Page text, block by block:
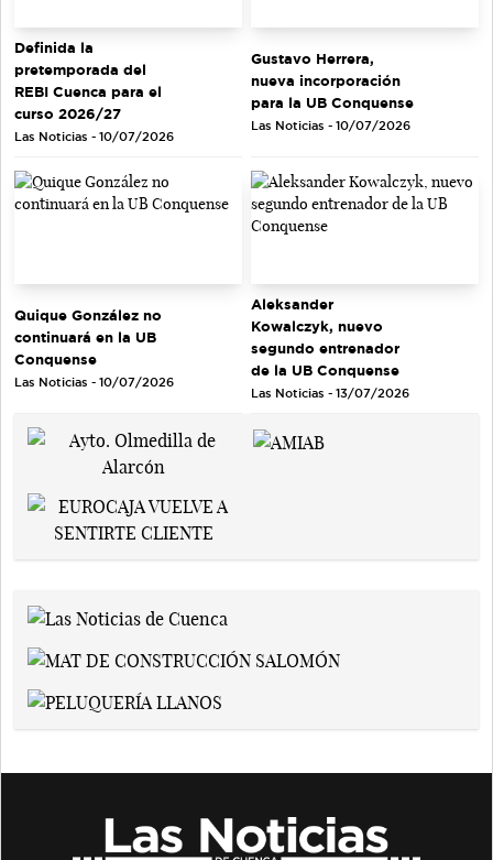
Definida la
pretemporada del
REBI Cuenca para el
curso 2026/27
Las Noticias - 10/07/2026
Gustavo Herrera,
nueva incorporación
para la UB Conquense
Las Noticias - 10/07/2026
Quique González no
continuará en la UB
Conquense
Las Noticias - 10/07/2026
Aleksander
Kowalczyk, nuevo
segundo entrenador
de la UB Conquense
Las Noticias - 13/07/2026